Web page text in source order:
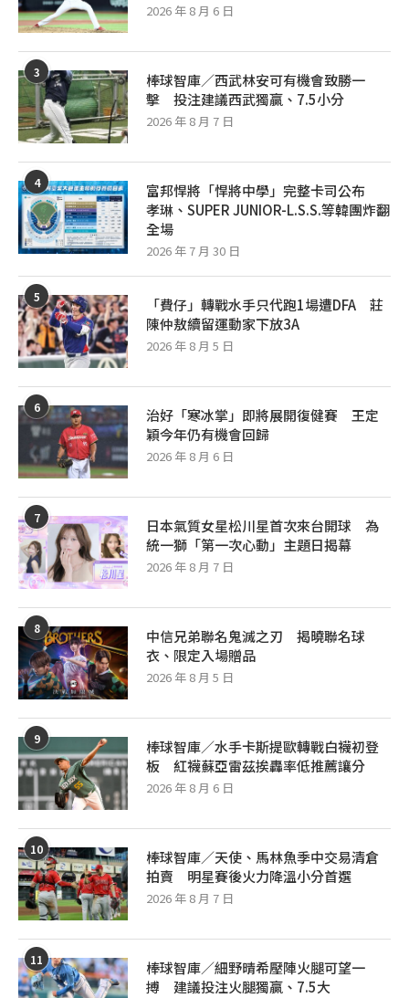
2026 年 8 月 6 日
3
棒球智庫／西武林安可有機會致勝一
擊 投注建議西武獨贏、7.5小分
2026 年 8 月 7 日
4
富邦悍將「悍將中學」完整卡司公布
孝琳、SUPER JUNIOR-L.S.S.等韓團炸翻
全場
2026 年 7 月 30 日
5
「費仔」轉戰水手只代跑1場遭DFA 莊
陳仲敖續留運動家下放3A
2026 年 8 月 5 日
6
治好「寒冰掌」即將展開復健賽 王定
穎今年仍有機會回歸
2026 年 8 月 6 日
7
日本氣質女星松川星首次來台開球 為
統一獅「第一次心動」主題日揭幕
2026 年 8 月 7 日
8
中信兄弟聯名鬼滅之刃 揭曉聯名球
衣、限定入場贈品
2026 年 8 月 5 日
9
棒球智庫／水手卡斯提歐轉戰白襪初登
板 紅襪蘇亞雷茲挨轟率低推薦讓分
2026 年 8 月 6 日
10
棒球智庫／天使、馬林魚季中交易清倉
拍賣 明星賽後火力降溫小分首選
2026 年 8 月 7 日
11
棒球智庫／細野晴希壓陣火腿可望一
搏 建議投注火腿獨贏、7.5大